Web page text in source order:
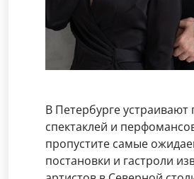
В Петербурге
спектаклей и
пропустите самые
постановки и гастроли